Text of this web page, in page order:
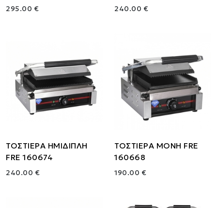
295.00 € 240.00 €
ΤΟΣΤΙΕΡΑ ΗΜΙΔΙΠΛΗ
FRE 160674
240.00 €
ΤΟΣΤΙΕΡΑ ΜΟΝΗ FRE
160668
190.00 €